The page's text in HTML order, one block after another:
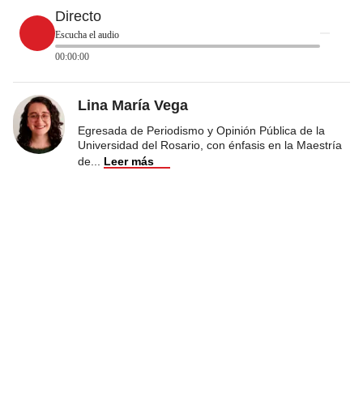
Directo
Escucha el audio
00:00:00
Lina María Vega
Egresada de Periodismo y Opinión Pública de la
Universidad del Rosario, con énfasis en la Maestría
de
Leer más